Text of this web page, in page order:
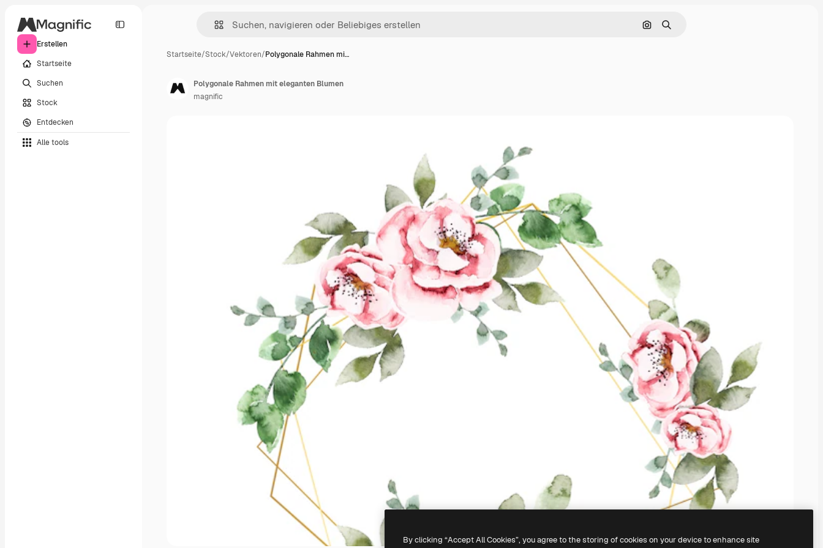
Erstellen
Startseite
Suchen
Stock
Entdecken
Alle tools
Nach Bild suchen
Suchen
Startseite/Stock/Vektoren/Polygonale Rahmen mi…
Polygonale Rahmen mit eleganten Blumen
magnific
By clicking “Accept All Cookies”, you agree to the storing of cookies on your device to enhance site